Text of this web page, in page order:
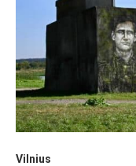
Vilnius